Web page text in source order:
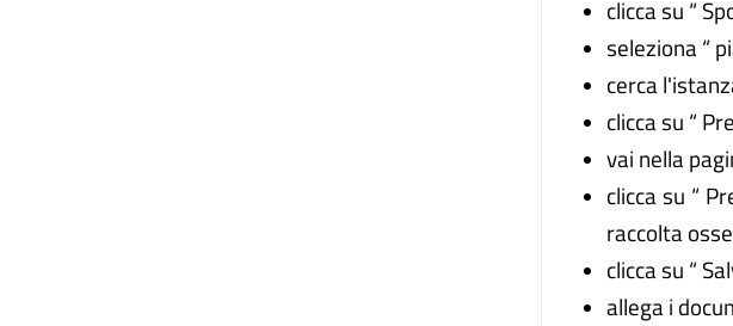
clicca su “
seleziona “
cerca
clicca su “
vai nella
clicca su “
raccolta
clicca su “
allega i